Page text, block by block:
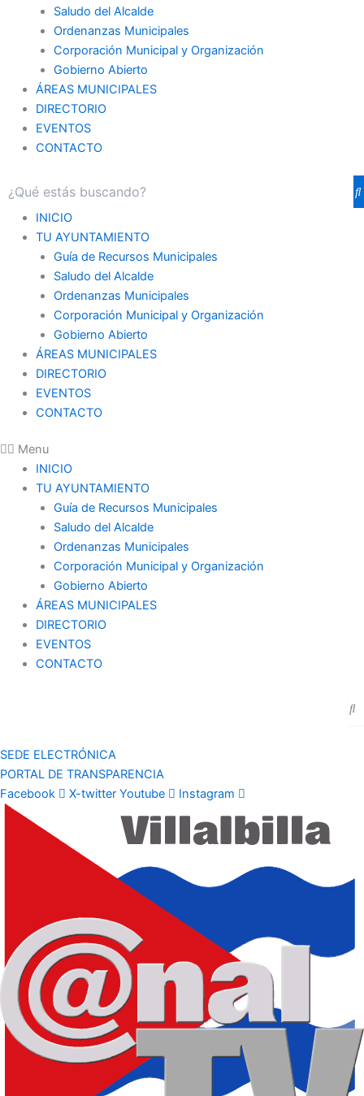
Saludo del Alcalde
Ordenanzas Municipales
Corporación Municipal y Organización
Gobierno Abierto
ÁREAS MUNICIPALES
DIRECTORIO
EVENTOS
CONTACTO
INICIO
TU AYUNTAMIENTO
Guía de Recursos Municipales
Saludo del Alcalde
Ordenanzas Municipales
Corporación Municipal y Organización
Gobierno Abierto
ÁREAS MUNICIPALES
DIRECTORIO
EVENTOS
CONTACTO
Menu
INICIO
TU AYUNTAMIENTO
Guía de Recursos Municipales
Saludo del Alcalde
Ordenanzas Municipales
Corporación Municipal y Organización
Gobierno Abierto
ÁREAS MUNICIPALES
DIRECTORIO
EVENTOS
CONTACTO
SEDE ELECTRÓNICA
PORTAL DE TRANSPARENCIA
Facebook
X-twitter Youtube Instagram